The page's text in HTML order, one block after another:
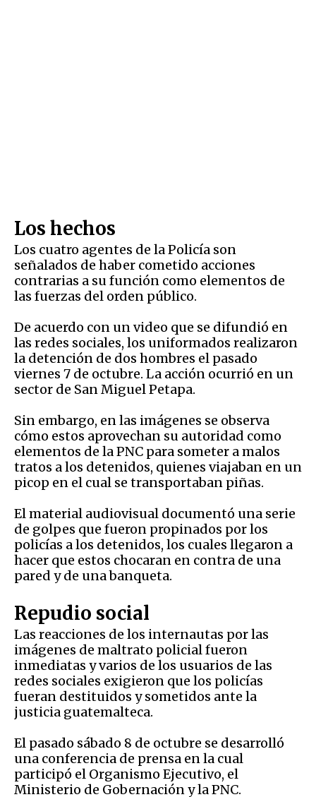
Los hechos
Los cuatro agentes de la Policía son
señalados de haber cometido acciones
contrarias a su función como elementos de
las fuerzas del orden público.
De acuerdo con un video que se difundió en
las redes sociales, los uniformados realizaron
la detención de dos hombres el pasado
viernes 7 de octubre. La acción ocurrió en un
sector de San Miguel Petapa.
Sin embargo, en las imágenes se observa
cómo estos aprovechan su autoridad como
elementos de la PNC para someter a malos
tratos a los detenidos, quienes viajaban en un
picop en el cual se transportaban piñas.
El material audiovisual documentó una serie
de golpes que fueron propinados por los
policías a los detenidos, los cuales llegaron a
hacer que estos chocaran en contra de una
pared y de una banqueta.
Repudio social
Las reacciones de los internautas por las
imágenes de maltrato policial fueron
inmediatas y varios de los usuarios de las
redes sociales exigieron que los policías
fueran destituidos y sometidos ante la
justicia guatemalteca.
El pasado sábado 8 de octubre se desarrolló
una conferencia de prensa en la cual
participó el Organismo Ejecutivo, el
Ministerio de Gobernación y la PNC.